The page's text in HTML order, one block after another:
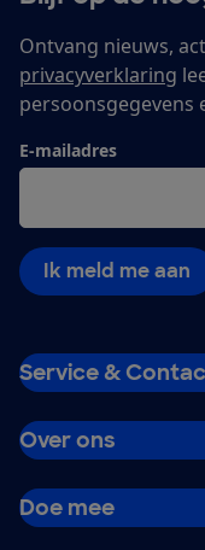
Ontvang nieuws,
privacyverklaring
persoonsgegevens
E-mailadres
Ik meld me aan
Service &
Over ons
Doe mee